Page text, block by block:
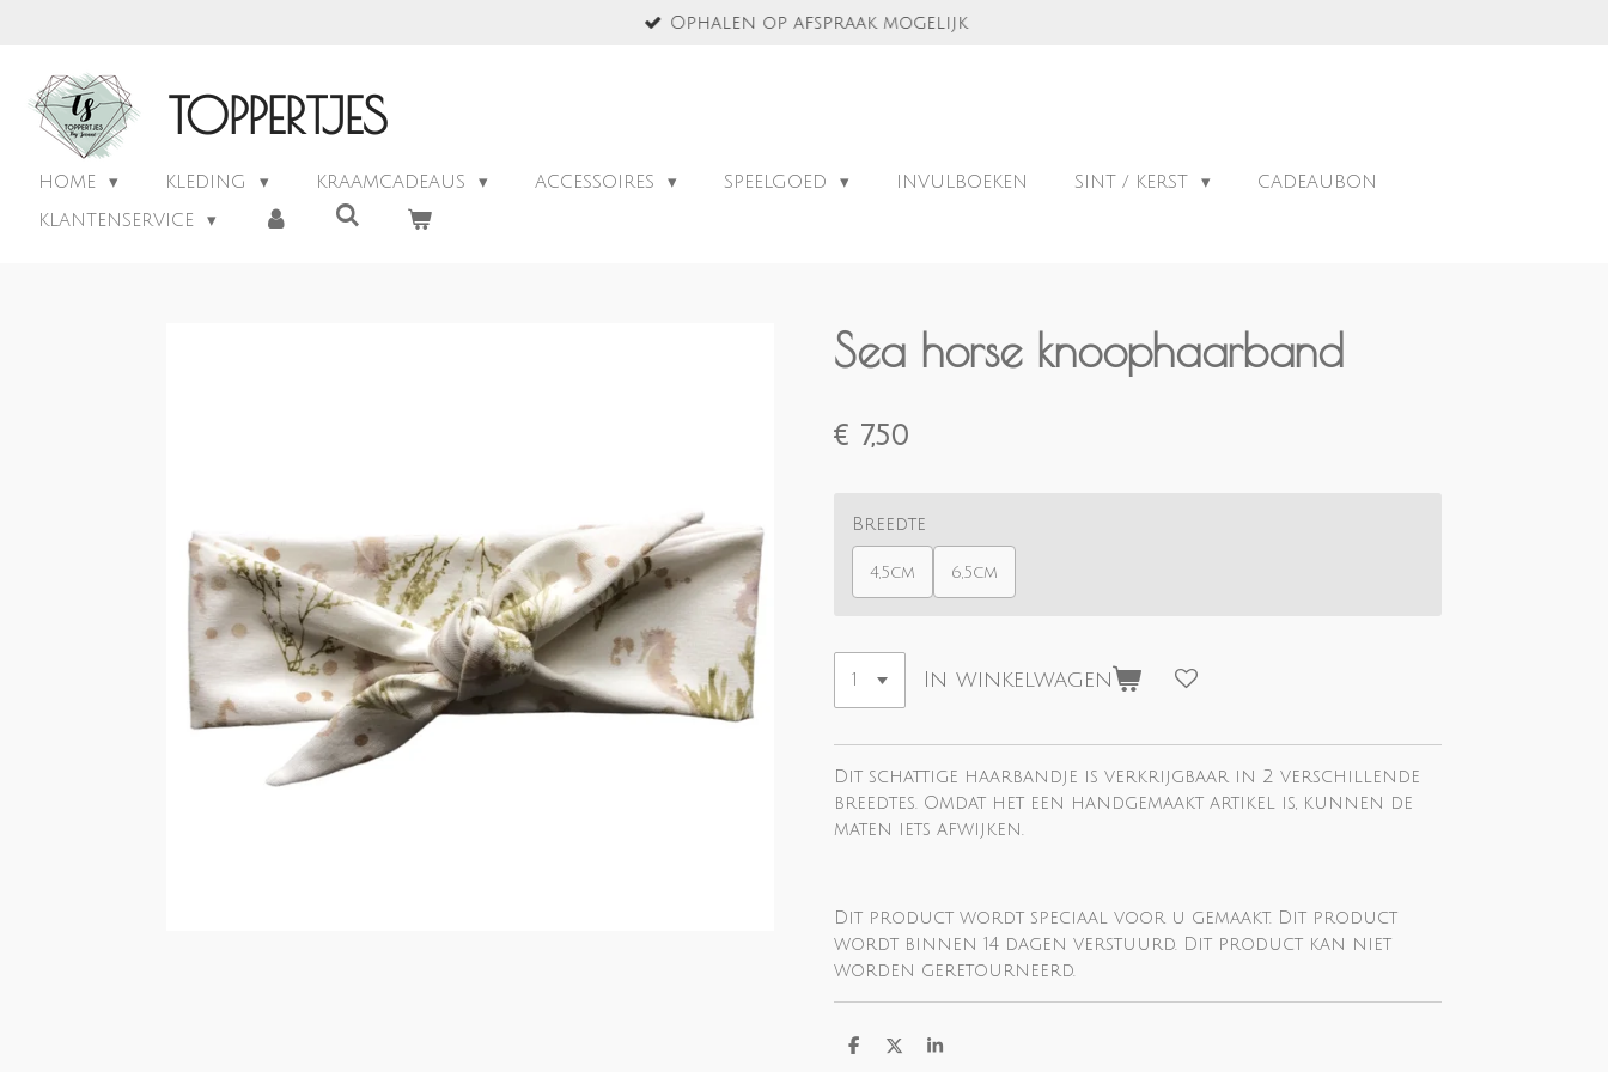
de
hoofdinhoud
Ophalen op afspraak mogelijk
TOPPERTJES
HOME KLEDING KRAAMCADEAUS ACCESSOIRES SPEELGOED INVULBOEKEN SINT / KERST
CADEAUBON
KLANTENSERVICE
Sea horse knoophaarband
€ 7,50
Breedte
4,5cm 6,5cm
In winkelwagen
Dit schattige haarbandje is verkrijgbaar in 2 verschillende
breedtes. Omdat het een handgemaakt artikel is, kunnen de
maten iets afwijken.
Dit product wordt speciaal voor u gemaakt. Dit product
wordt binnen 14 dagen verstuurd. Dit product kan niet
worden geretourneerd.
D
D
S